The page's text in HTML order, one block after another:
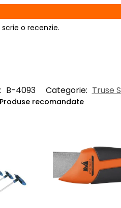
o recenzie.
B-4093 Categorie: Truse
Produse recomandate